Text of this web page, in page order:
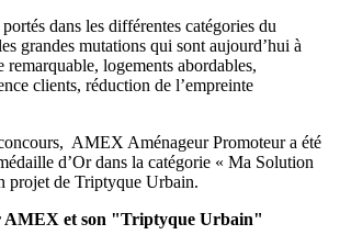
dans les différentes catégories du
grandes mutations qui sont aujourd’hui à
logements abordables,
clients, réduction de l’empreinte
AMEX Aménageur Promoteur a été
d’Or dans la catégorie « Ma Solution
projet de Triptyque Urbain.
AMEX et son "Triptyque Urbain"